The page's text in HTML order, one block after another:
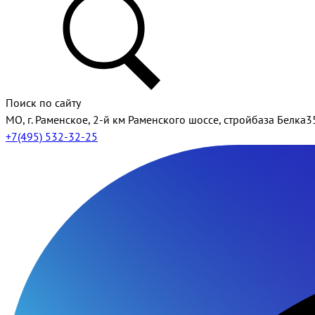
Поиск по сайту
МО, г. Раменское, 2-й км Раменского шоссе, стройбаза
+7(495) 532-32-25